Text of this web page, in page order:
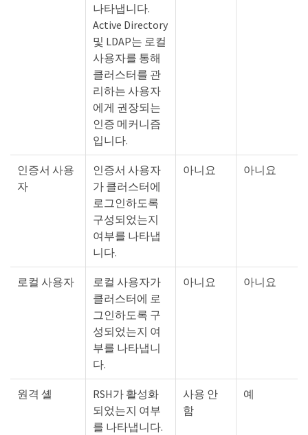
나타냅니다.
Active Directory
및 LDAP는 로컬
사용자를 통해
클러스터를 관
리하는 사용자
에게 권장되는
인증 메커니즘
입니다.
인증서 사용
자
인증서 사용자
가 클러스터에
로그인하도록
구성되었는지
여부를 나타냅
니다.
아니요 아니요
로컬 사용자
로컬 사용자가
클러스터에 로
그인하도록 구
성되었는지 여
부를 나타냅니
다.
아니요 아니요
원격 셸
RSH가 활성화
되었는지 여부
를 나타냅니다.
사용 안
함
예